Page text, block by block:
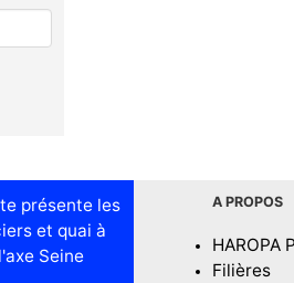
présente les
et quai à
Seine
A PROPOS
HAROPA
Filières